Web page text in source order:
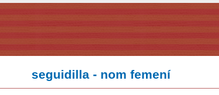
seguidilla - nom femení